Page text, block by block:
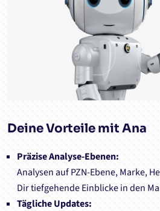
Deine Vorteile mit Ana
Präzise Analyse-Ebenen:
Analysen auf PZN-Ebene, Marke,
Dir tiefgehende Einblicke in den
Tägliche Updates: